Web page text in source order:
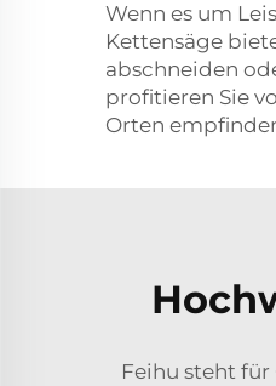
Wenn es um
Kettensäge
abschneiden
profitieren Sie
Orten
Feihu steht